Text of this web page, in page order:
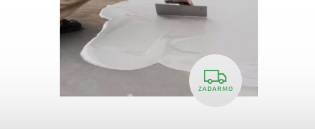
ZADARMO